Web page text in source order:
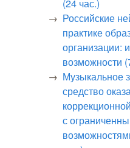
(24 час.)
Российские
практике
организации:
возможности
Музыкальное
средство
с